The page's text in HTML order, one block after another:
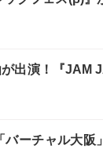
出演！『JAM
ーチャル大阪